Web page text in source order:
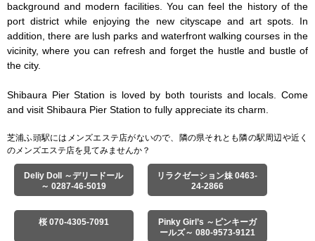
background and modern facilities. You can feel the history of the
port district while enjoying the new cityscape and art spots. In
addition, there are lush parks and waterfront walking courses in the
vicinity, where you can refresh and forget the hustle and bustle of
the city.
Shibaura Pier Station is loved by both tourists and locals. Come
and visit Shibaura Pier Station to fully appreciate its charm.
芝浦ふ頭駅にはメンズエステ店がないので、隣の県それとも隣の駅周辺や近く
のメンズエステ店を見てみませんか？
Deliy Doll ～デリードール
～ 0287-46-5019
リラクゼーション妹 0463-
24-2866
桜 070-4305-7091
Pinky Girl’s ～ピンキーガ
ールズ～ 080-9573-9121